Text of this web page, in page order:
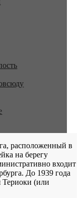
расположенный в
на берегу
входит
До 1939 года
Териоки (или